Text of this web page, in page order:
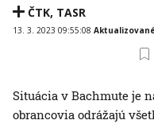
ČTK, TASR
13. 3. 2023 09:55:08
Situácia v Bachmute je
obrancovia odrážajú